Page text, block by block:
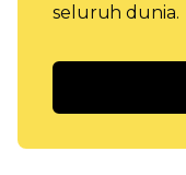
seluruh dunia.